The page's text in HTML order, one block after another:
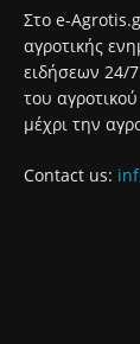
Στο e-
αγροτικής
ειδήσεων 24/
του
μέχρι την
Contact us: